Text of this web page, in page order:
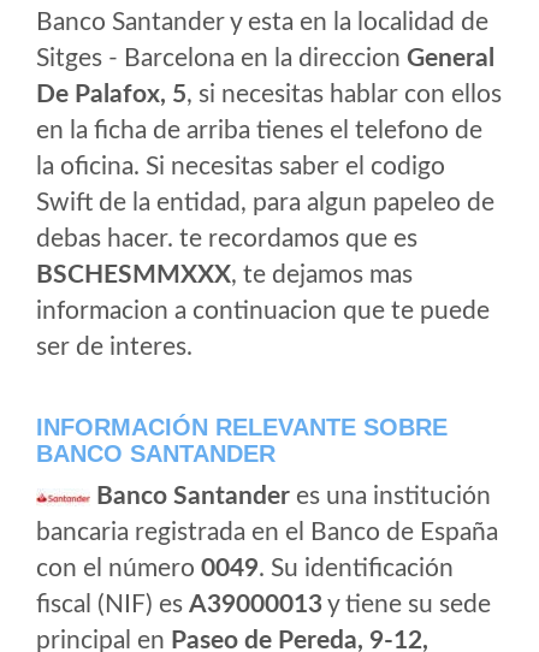
Banco Santander y esta en la localidad de
Sitges - Barcelona en la direccion General
De Palafox, 5, si necesitas hablar con ellos
en la ficha de arriba tienes el telefono de
la oficina. Si necesitas saber el codigo
Swift de la entidad, para algun papeleo de
debas hacer. te recordamos que es
BSCHESMMXXX, te dejamos mas
informacion a continuacion que te puede
ser de interes.
INFORMACIÓN RELEVANTE SOBRE
BANCO SANTANDER
Banco Santander es una institución
bancaria registrada en el Banco de España
con el número 0049. Su identificación
fiscal (NIF) es A39000013y tiene su sede
principal en Paseo de Pereda, 9-12,